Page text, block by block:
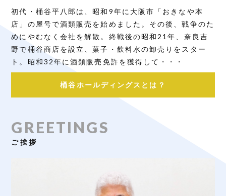
初代・桶谷平八郎は、昭和9年に大阪市「おきなや本
店」の屋号で酒類販売を始めました。その後、戦争のた
めにやむなく会社を解散。終戦後の昭和21年、奈良吉
野で桶谷商店を設立、菓子・飲料水の卸売りをスター
ト。昭和32年に酒類販売免許を獲得して・・・
桶谷ホールディングスとは？
GREETINGS
ご挨拶